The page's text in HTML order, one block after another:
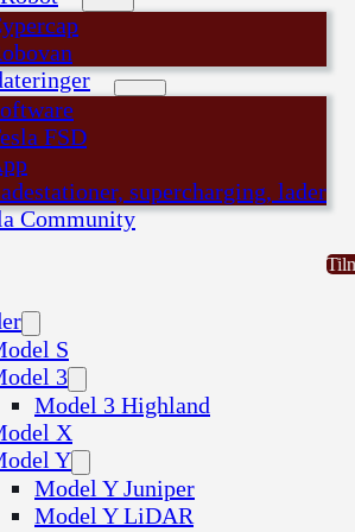
FSD
supercharging, lader
Community
S
3
Model 3 Highland
X
Y
Model Y Juniper
Model Y LiDAR